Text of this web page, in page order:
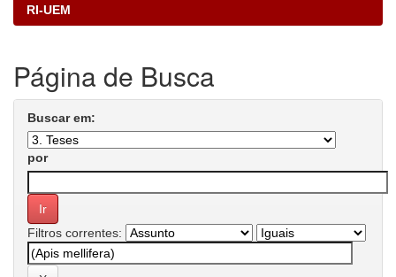
RI-UEM
Página de Busca
Buscar em:
por
Filtros correntes: